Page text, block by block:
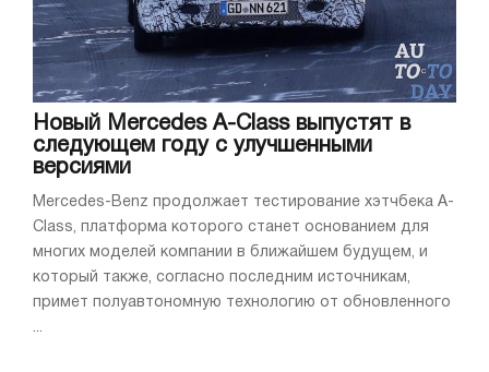
Новый Mercedes A-Class выпустят в
следующем году с улучшенными
версиями
Mercedes-Benz продолжает тестирование хэтчбека A-
Class, платформа которого станет основанием для
многих моделей компании в ближайшем будущем, и
который также, согласно последним источникам,
примет полуавтономную технологию от обновленного
...